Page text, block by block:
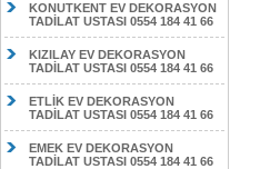
KONUTKENT EV DEKORASYON
TADİLAT USTASI 0554 184 41 66
KIZILAY EV DEKORASYON
TADİLAT USTASI 0554 184 41 66
ETLİK EV DEKORASYON
TADİLAT USTASI 0554 184 41 66
EMEK EV DEKORASYON
TADİLAT USTASI 0554 184 41 66